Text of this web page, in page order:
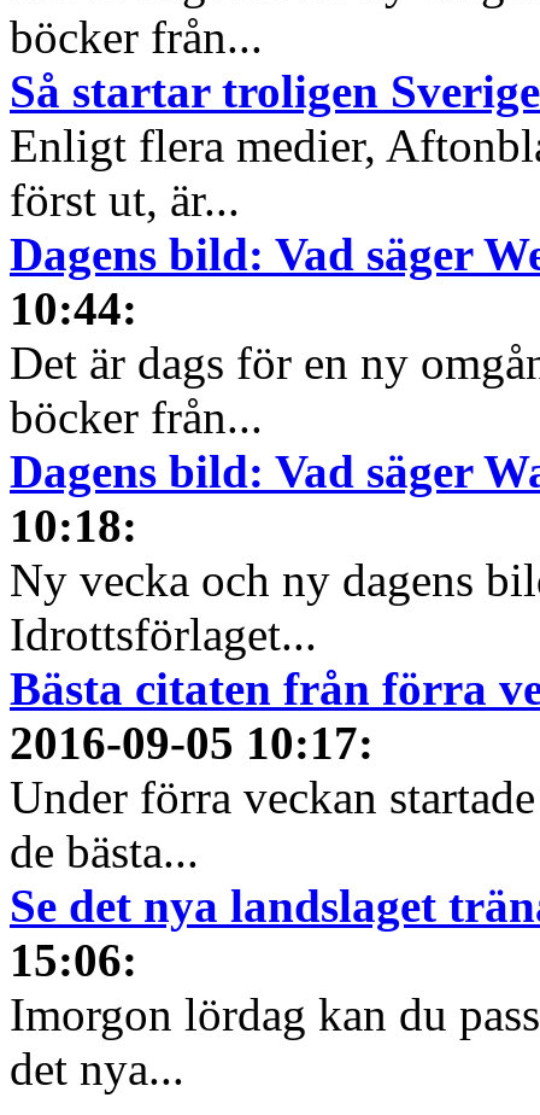
böcker från...
Så startar troligen
Enligt flera medier,
först ut, är...
Dagens bild: Vad säger
10:44:
Det är dags för en ny
böcker från...
Dagens bild: Vad säger
10:18:
Ny vecka och ny dagens
Idrottsförlaget...
Bästa citaten från förra
2016-09-05 10:17:
Under förra veckan
de bästa...
Se det nya landslaget
15:06:
Imorgon lördag kan du
det nya...